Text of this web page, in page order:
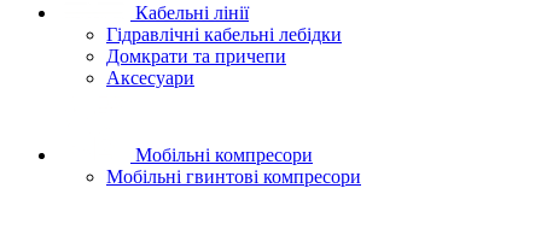
Кабельні лінії
Гідравлічні кабельні лебідки
Домкрати та причепи
Аксесуари
Мобільні компресори
Мобільні гвинтові компресори